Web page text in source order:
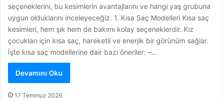
seçeneklerini, bu kesimlerin avantajlarını ve hangi yaş grubuna
uygun olduklarını inceleyeceğiz. 1. Kısa Saç Modelleri Kısa saç
kesimleri, hem şık hem de bakımı kolay seçeneklerdir. Kız
çocukları için kısa saç, hareketli ve enerjik bir görünüm sağlar.
İşte kısa saç modellerine dair bazı öneriler: –…
Devamını Oku
17 Temmuz 2026